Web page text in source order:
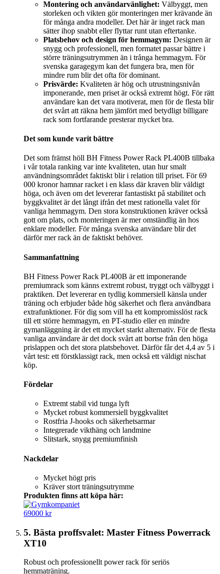
Montering och användarvänlighet: Välbyggt, men
storleken och vikten gör monteringen mer krävande än
för många andra modeller. Det här är inget rack man
sätter ihop snabbt eller flyttar runt utan eftertanke.
Platsbehov och design för hemmagym: Designen är
snygg och professionell, men formatet passar bättre i
större träningsutrymmen än i trånga hemmagym. För
svenska garagegym kan det fungera bra, men för
mindre rum blir det ofta för dominant.
Prisvärde: Kvaliteten är hög och utrustningsnivån
imponerande, men priset är också extremt högt. För rätt
användare kan det vara motiverat, men för de flesta blir
det svårt att räkna hem jämfört med betydligt billigare
rack som fortfarande presterar mycket bra.
Det som kunde varit bättre
Det som främst höll BH Fitness Power Rack PL400B tillbaka
i vår totala ranking var inte kvaliteten, utan hur smalt
användningsområdet faktiskt blir i relation till priset. För 69
000 kronor hamnar racket i en klass där kraven blir väldigt
höga, och även om det levererar fantastiskt på stabilitet och
byggkvalitet är det långt ifrån det mest rationella valet för
vanliga hemmagym. Den stora konstruktionen kräver också
gott om plats, och monteringen är mer omständlig än hos
enklare modeller. För många svenska användare blir det
därför mer rack än de faktiskt behöver.
Sammanfattning
BH Fitness Power Rack PL400B är ett imponerande
premiumrack som känns extremt robust, tryggt och välbyggt i
praktiken. Det levererar en tydlig kommersiell känsla under
träning och erbjuder både hög säkerhet och flera användbara
extrafunktioner. För dig som vill ha ett kompromisslöst rack
till ett större hemmagym, en PT-studio eller en mindre
gymanläggning är det ett mycket starkt alternativ. För de flesta
vanliga användare är det dock svårt att bortse från den höga
prislappen och det stora platsbehovet. Därför får det 4,4 av 5 i
vårt test: ett förstklassigt rack, men också ett väldigt nischat
köp.
Fördelar
Extremt stabil vid tunga lyft
Mycket robust kommersiell byggkvalitet
Rostfria J-hooks och säkerhetsarmar
Integrerade vikthäng och landmine
Slitstark, snygg premiumfinish
Nackdelar
Mycket högt pris
Kräver stort träningsutrymme
Produkten finns att köpa här:
69000 kr
5. Bästa proffsvalet: Master Fitness Powerrack
XT10
Robust och professionellt power rack för seriös
hemmaträning.